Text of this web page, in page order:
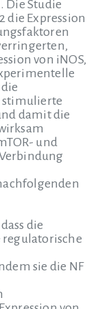
Die Studie
die Expression
von iNOS,
stimulierte
damit die
und
die
regulatorische
sie die NF